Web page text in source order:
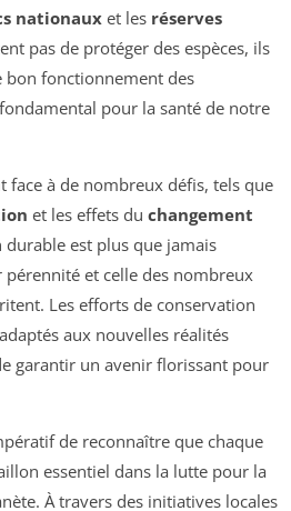
nationauxet les réserves
pas de protéger des espèces, ils
bon fonctionnement des
pour la santé de notre
face à de nombreux défis, tels que
et les effets du changement
durable est plus que jamais
et celle des nombreux
Les efforts de conservation
aux nouvelles réalités
garantir un avenir florissant pour
de reconnaître que chaque
essentiel dans la lutte pour la
À travers des initiatives locales